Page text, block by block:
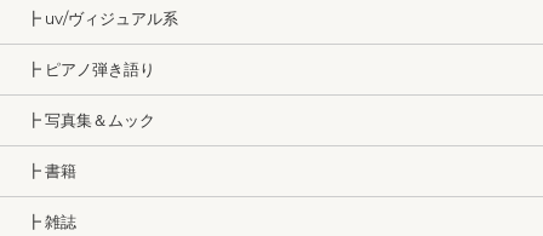
┣ uv/ヴィジュアル系
┣ ピアノ弾き語り
┣ 写真集＆ムック
┣ 書籍
┣ 雑誌